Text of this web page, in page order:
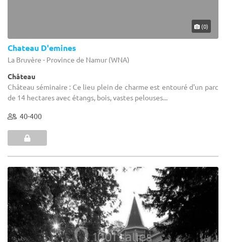
(0)
Chateau D'emines
La Bruyère - Province de Namur (WNA)
Château
Château séminaire : Ce lieu plein de charme est entouré d'un parc
de 14 hectares avec étangs, bois, vastes pelouses...
40-400